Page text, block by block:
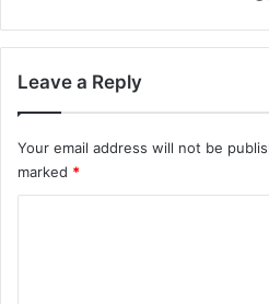
Leave a Reply
Your email address will not be
marked *